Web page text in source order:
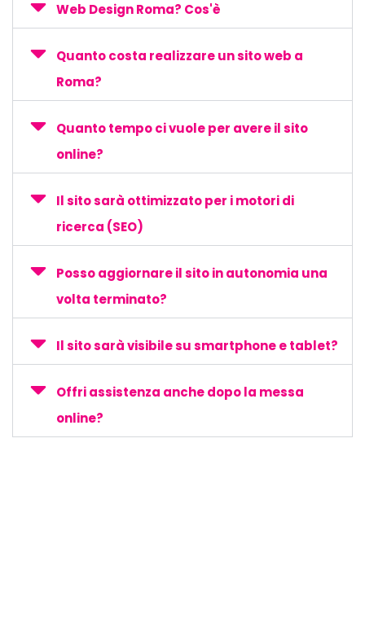
Web Design Roma? Cos'è
Quanto costa realizzare un sito web a
Roma?
Quanto tempo ci vuole per avere il sito
online?
Il sito sarà ottimizzato per i motori di
ricerca (SEO)
Posso aggiornare il sito in autonomia una
volta terminato?
Il sito sarà visibile su smartphone e tablet?
Offri assistenza anche dopo la messa
online?